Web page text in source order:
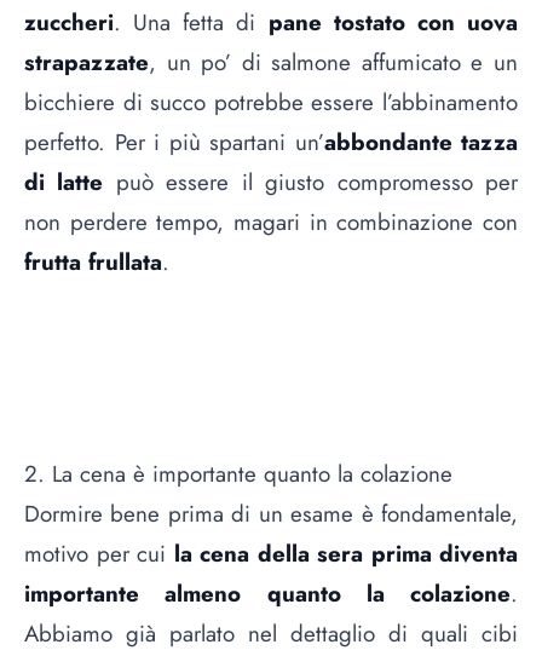
zuccheri. Una fetta di pane tostato con uova
strapazzate, un po’ di salmone affumicato e un
bicchiere di succo potrebbe essere l’abbinamento
perfetto. Per i più spartani un’abbondante tazza
di latte può essere il giusto compromesso per
non perdere tempo, magari in combinazione con
frutta frullata.
2. La cena è importante quanto la colazione
Dormire bene prima di un esame è fondamentale,
motivo per cui la cena della sera prima diventa
importante almeno quanto la colazione.
Abbiamo già parlato nel dettaglio di quali cibi